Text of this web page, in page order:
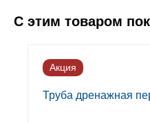
С этим товаром
Акция
Труба дренажная